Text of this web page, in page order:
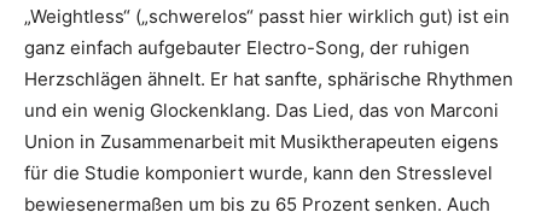
„Weightless“ („schwerelos“ passt hier wirklich gut) ist ein
ganz einfach aufgebauter Electro-Song, der ruhigen
Herzschlägen ähnelt. Er hat sanfte, sphärische Rhythmen
und ein wenig Glockenklang. Das Lied, das von Marconi
Union in Zusammenarbeit mit Musiktherapeuten eigens
für die Studie komponiert wurde, kann den Stresslevel
bewiesenermaßen um bis zu 65 Prozent senken. Auch